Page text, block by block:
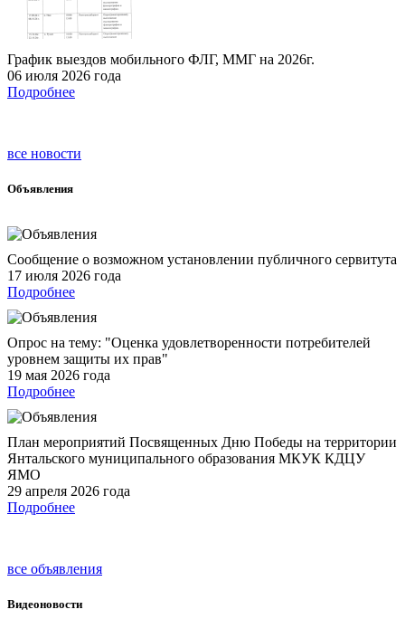
График выездов мобильного ФЛГ, ММГ на 2026г.
06 июля 2026 года
Подробнее
все новости
Объявления
Сообщение о возможном установлении публичного сервитута
17 июля 2026 года
Подробнее
Опрос на тему: "Оценка удовлетворенности потребителей
уровнем защиты их прав"
19 мая 2026 года
Подробнее
План мероприятий Посвященных Дню Победы на территории
Янтальского муниципального образования МКУК КДЦУ
ЯМО
29 апреля 2026 года
Подробнее
все объявления
Видеоновости